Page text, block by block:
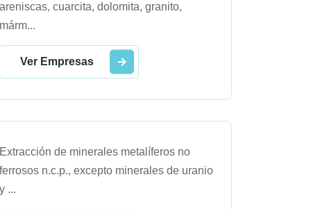
areniscas, cuarcita, dolomita, granito,
márm...
Ver Empresas
Extracción de minerales metalíferos no
ferrosos n.c.p., excepto minerales de uranio
y ...